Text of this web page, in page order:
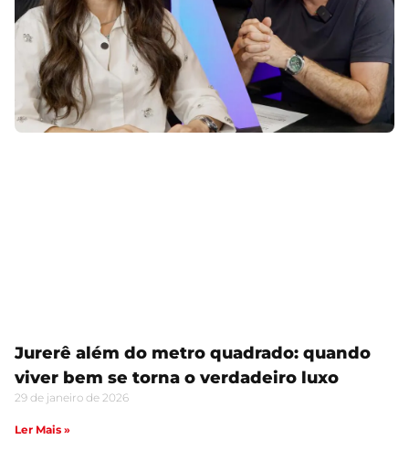
Jurerê além do metro quadrado: quando
viver bem se torna o verdadeiro luxo
29 de janeiro de 2026
Ler Mais »